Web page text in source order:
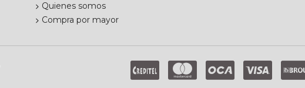
Quienes somos
Compra por mayor